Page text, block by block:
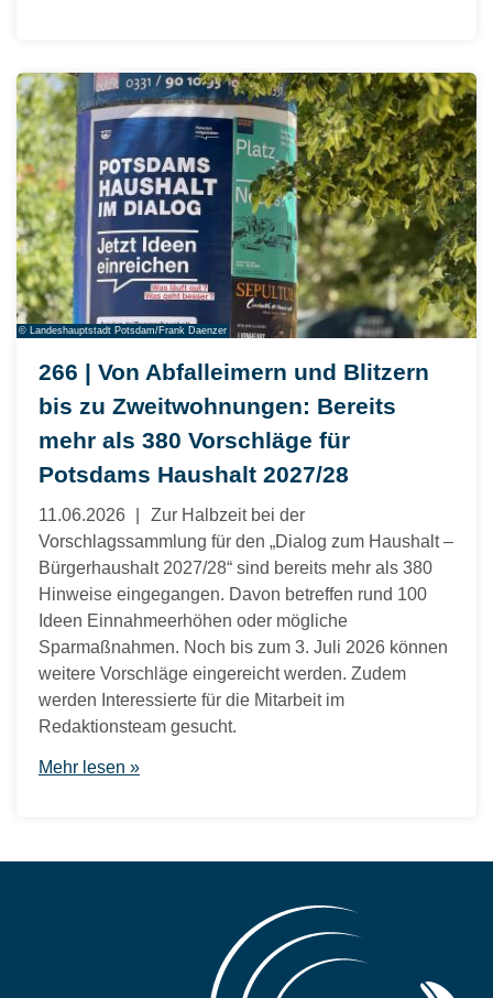
© Landeshauptstadt Potsdam/Frank Daenzer
266 | Von Abfalleimern und Blitzern
bis zu Zweitwohnungen: Bereits
mehr als 380 Vorschläge für
Potsdams Haushalt 2027/28
11.06.2026
Zur Halbzeit bei der
Vorschlagssammlung für den „Dialog zum Haushalt –
Bürgerhaushalt 2027/28“ sind bereits mehr als 380
Hinweise eingegangen. Davon betreffen rund 100
Ideen Einnahmeerhöhen oder mögliche
Sparmaßnahmen. Noch bis zum 3. Juli 2026 können
weitere Vorschläge eingereicht werden. Zudem
werden Interessierte für die Mitarbeit im
Redaktionsteam gesucht.
Mehr lesen »